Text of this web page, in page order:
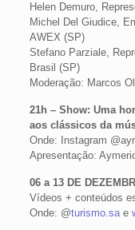
Helen Demuro,
Michel Del Giudice,
AWEX (SP)
Stefano Parziale,
Brasil (SP)
Moderação: Marcos
21h – Show: Uma
aos clássicos da
Onde: Instagram
Apresentação:
06 a 13 DE
Vídeos + conteúdos
Onde: @turismo.sae